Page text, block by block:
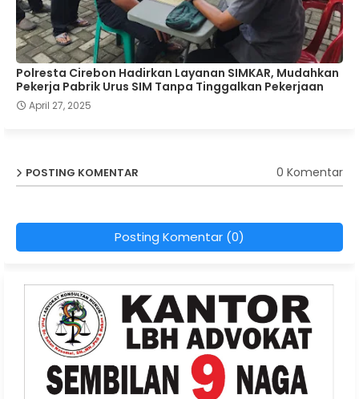
Polresta Cirebon Hadirkan Layanan SIMKAR, Mudahkan
Pekerja Pabrik Urus SIM Tanpa Tinggalkan Pekerjaan
April 27, 2025
POSTING KOMENTAR 0 Komentar
Posting Komentar (0)